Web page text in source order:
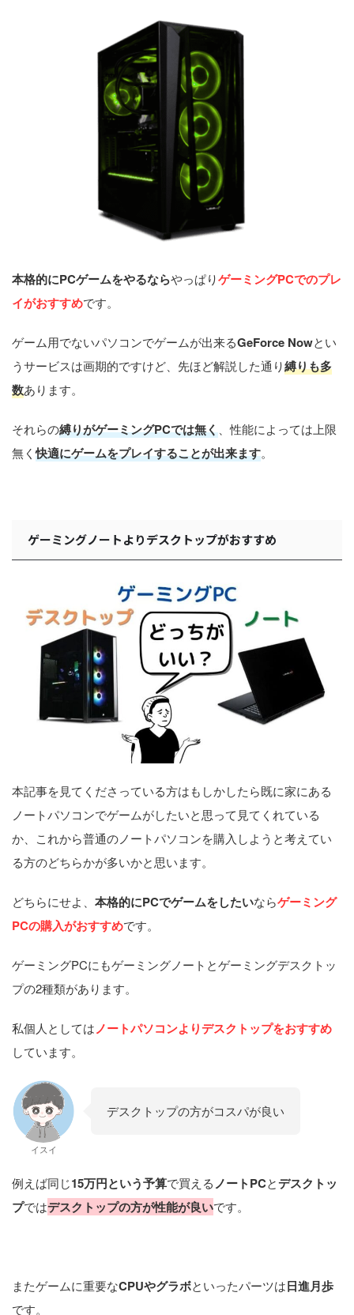
本格的にPCゲームをやるならやっぱりゲーミングPCでのプレ
イがおすすめです。
ゲーム用でないパソコンでゲームが出来るGeForce Nowとい
うサービスは画期的ですけど、先ほど解説した通り縛りも多
数あります。
それらの縛りがゲーミングPCでは無く 、性能によっては上限
無く快適にゲームをプレイすることが出来ます。
ゲーミングノートよりデスクトップがおすすめ
本記事を見てくださっている方はもしかしたら既に家にある
ノートパソコンでゲームがしたいと思って見てくれている
か、これから普通のノートパソコンを購入しようと考えてい
る方のどちらかが多いかと思います。
どちらにせよ、 本格的にPCでゲームをしたいならゲーミング
PCの購入がおすすめです。
ゲーミングPCにもゲーミングノートとゲーミングデスクトッ
プの2種類があります。
私個人としてはノートパソコンよりデスクトップをおすすめ
しています。
イスイ
デスクトップの方がコスパが良い
例えば同じ15万円という予算で買えるノートPCとデスクトッ
プではデスクトップの方が性能が良いです。
またゲームに重要なCPUやグラボといったパーツは日進月歩
です。